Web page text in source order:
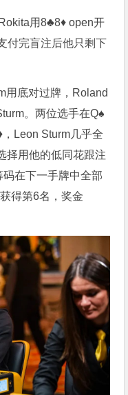
用8♣8♦ open开
付完盲注后他只剩下
用底对过牌，Roland
。两位选手在Q♠
Leon Sturm几乎全
择用他的低同花跟注
在下一手牌中全部
得第6名，奖金